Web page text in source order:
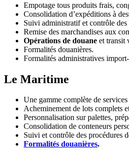
Empotage tous produits frais,
Consolidation d’expéditions à
Suivi administratif et contrôle des
Remise des marchandises aux
Opérations de douane et transit
Formalités douanières.
Formalités administratives
Le Maritime
Une gamme complète de
Acheminement de lots complets
Personnalisation sur palettes,
Consolidation de conteneurs
Suivi et contrôle des procédures
Formalités douanières.